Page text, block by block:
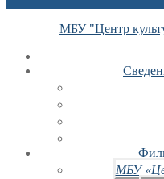
МБУ "Центр
МБУ